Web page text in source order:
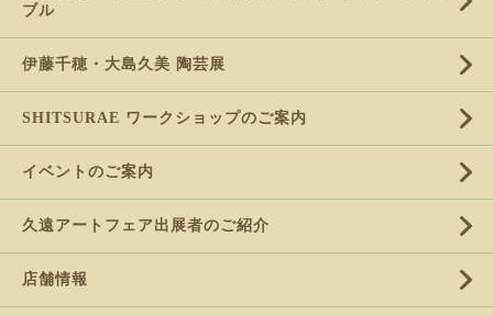
ブル
伊藤千穂・大島久美 陶芸展
SHITSURAE ワークショップのご案内
イベントのご案内
久遠アートフェア出展者のご紹介
店舗情報